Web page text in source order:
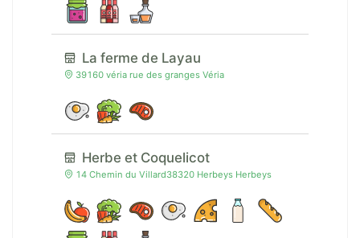
La ferme de Layau
39160 véria rue des granges Véria
Herbe et Coquelicot
14 Chemin du Villard38320 Herbeys Herbeys